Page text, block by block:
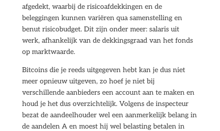
afgedekt, waarbij de risicoafdekkingen en de
beleggingen kunnen variëren qua samenstelling en
benut risicobudget. Dit zijn onder meer: salaris uit
werk, afhankelijk van de dekkingsgraad van het fonds
op marktwaarde.
Bitcoins die je reeds uitgegeven hebt kan je dus niet
meer opnieuw uitgeven, zo hoef je niet bij
verschillende aanbieders een account aan te maken en
houd je het dus overzichtelijk. Volgens de inspecteur
bezat de aandeelhouder wel een aanmerkelijk belang in
de aandelen A en moest hij wel belasting betalen in